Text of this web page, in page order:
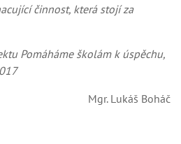
činnost, která stojí za
Pomáháme školám k úspěchu,
Mgr. Lukáš Boháč